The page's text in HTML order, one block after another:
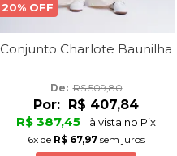
20% OFF
Conjunto Charlote Baunilha
De: R$ 509,80
Por: R$ 407,84
R$ 387,45
à vista no Pix
6x de R$ 67,97 sem juros